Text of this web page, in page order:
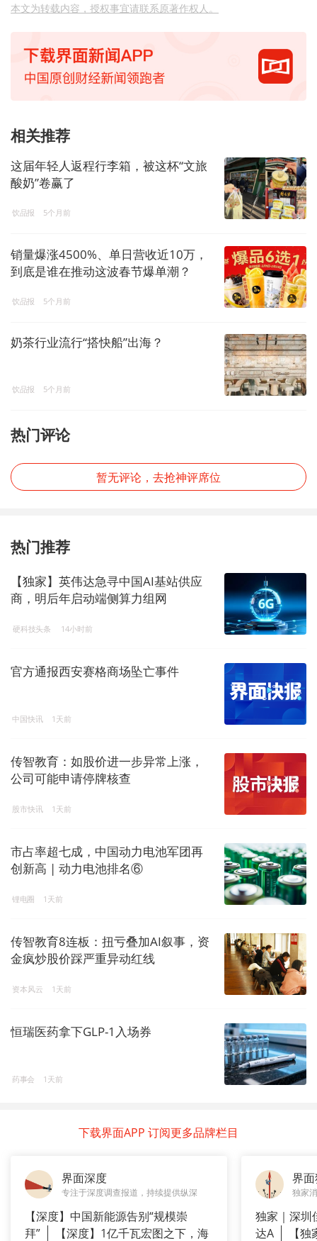
本文为转载内容，授权事宜请联系原著作权人。
相关推荐
这届年轻人返程行李箱，被这杯“文旅
酸奶”卷赢了
饮品报 5个月前
销量爆涨4500%、单日营收近10万，
到底是谁在推动这波春节爆单潮？
饮品报 5个月前
奶茶行业流行“搭快船”出海？
饮品报 5个月前
热门评论
暂无评论，去抢神评席位
热门推荐
【独家】英伟达急寻中国AI基站供应
商，明后年启动端侧算力组网
硬科技头条 14小时前
官方通报西安赛格商场坠亡事件
中国快讯 1天前
传智教育：如股价进一步异常上涨，
公司可能申请停牌核查
股市快讯 1天前
市占率超七成，中国动力电池军团再
创新高 | 动力电池排名⑥
锂电圈 1天前
传智教育8连板：扭亏叠加AI叙事，资
金疯炒股价踩严重异动红线
资本风云 1天前
恒瑞医药拿下GLP-1入场券
药事会 1天前
下载界面APP 订阅更多品牌栏目
界面深度
专注于深度调查报道，持续提供纵深
【深度】中国新能源告别“规模崇
拜”
【深度】1亿千瓦宏图之下，海
界
独家
独家｜深圳
达A
【